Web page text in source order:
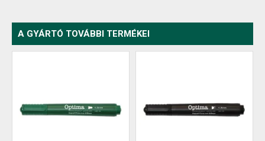
A GYÁRTÓ TOVÁBBI TERMÉKEI